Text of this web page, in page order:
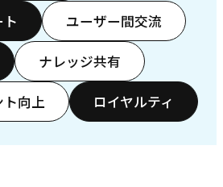
ユーザー間交流
ナレッジ共有
向上 ロイヤルティ